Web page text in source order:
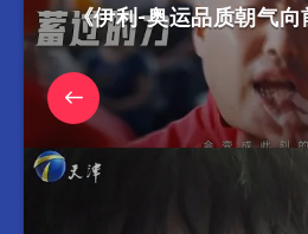
《伊利-奥运品质朝气